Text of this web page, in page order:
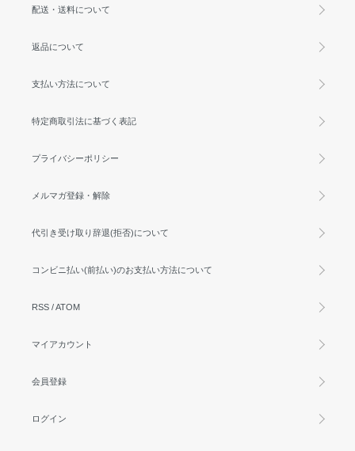
配送・送料について
返品について
支払い方法について
特定商取引法に基づく表記
プライバシーポリシー
メルマガ登録・解除
代引き受け取り辞退(拒否)について
コンビニ払い(前払い)のお支払い方法について
RSS /ATOM
マイアカウント
会員登録
ログイン